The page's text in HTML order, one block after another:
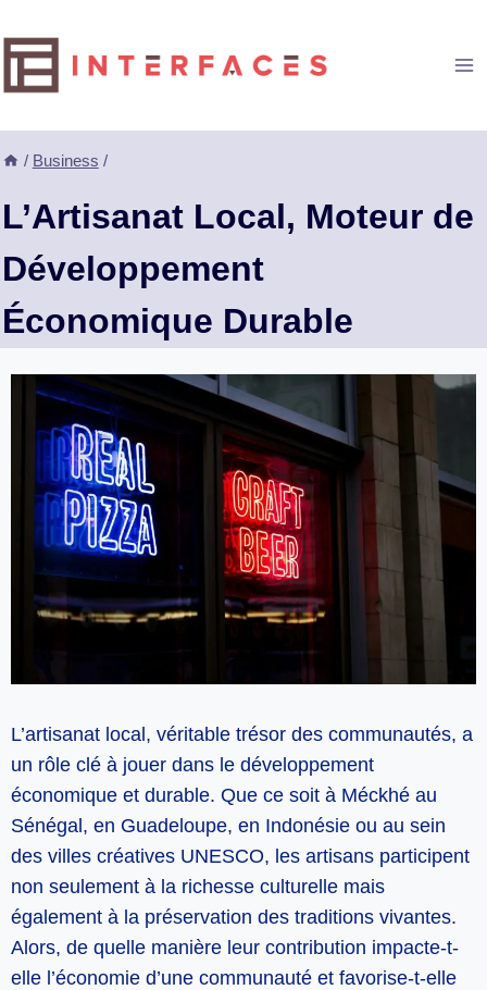
au
contenu
/ Business /
L’Artisanat Local, Moteur de
Développement
Économique Durable
L’artisanat local, véritable trésor des communautés, a
un rôle clé à jouer dans le développement
économique et durable. Que ce soit à Méckhé au
Sénégal, en Guadeloupe, en Indonésie ou au sein
des villes créatives UNESCO, les artisans participent
non seulement à la richesse culturelle mais
également à la préservation des traditions vivantes.
Alors, de quelle manière leur contribution impacte-t-
elle l’économie d’une communauté et favorise-t-elle